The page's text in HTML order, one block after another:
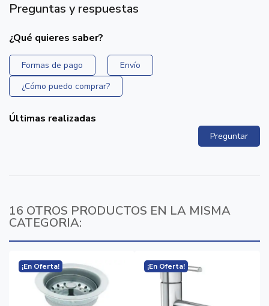
Preguntas y respuestas
¿Qué quieres saber?
Formas de pago
Envío
¿Cómo puedo comprar?
Últimas realizadas
Preguntar
16 OTROS PRODUCTOS EN LA MISMA
CATEGORIA:
¡En Oferta! ¡En Oferta!